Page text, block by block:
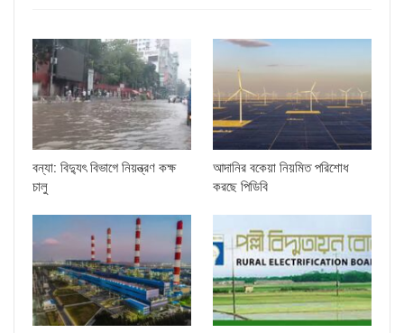
বন্যা: বিদ্যুৎ বিভাগে নিয়ন্ত্রণ কক্ষ
চালু
আদানির বকেয়া নিয়মিত পরিশোধ
করছে পিডিবি